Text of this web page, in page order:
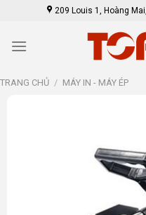
content
209 Louis 1, Hoàng
TRANG CHỦ / MÁY IN - MÁY ÉP